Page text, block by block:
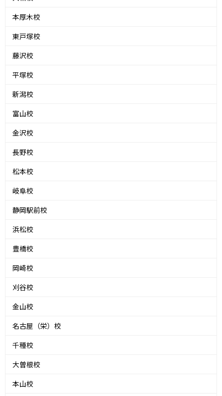
本厚木校
東戸塚校
藤沢校
平塚校
新潟校
富山校
金沢校
長野校
松本校
岐阜校
静岡駅前校
浜松校
豊橋校
岡崎校
刈谷校
金山校
名古屋（栄）校
千種校
大曽根校
本山校